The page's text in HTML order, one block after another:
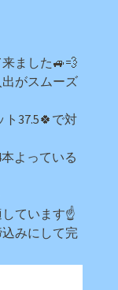
ました🚙💨
がスムーズ
37.5🍀で対
よっている
しています☝
みにして完